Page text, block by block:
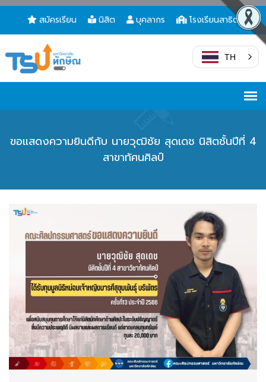
สมัครเรียน นิสิต บุคลากร โรงเรียนสาธิต
TH
ขอแสดงความยินดีกับ นายวุฒิชัย สุดเดช นิสิตชั้นปีที่ 4
สาขาทัศนศิลป์